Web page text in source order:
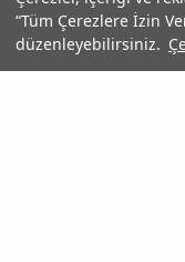
“Tüm Çerezlere İzin
düzenleyebilirsiniz.